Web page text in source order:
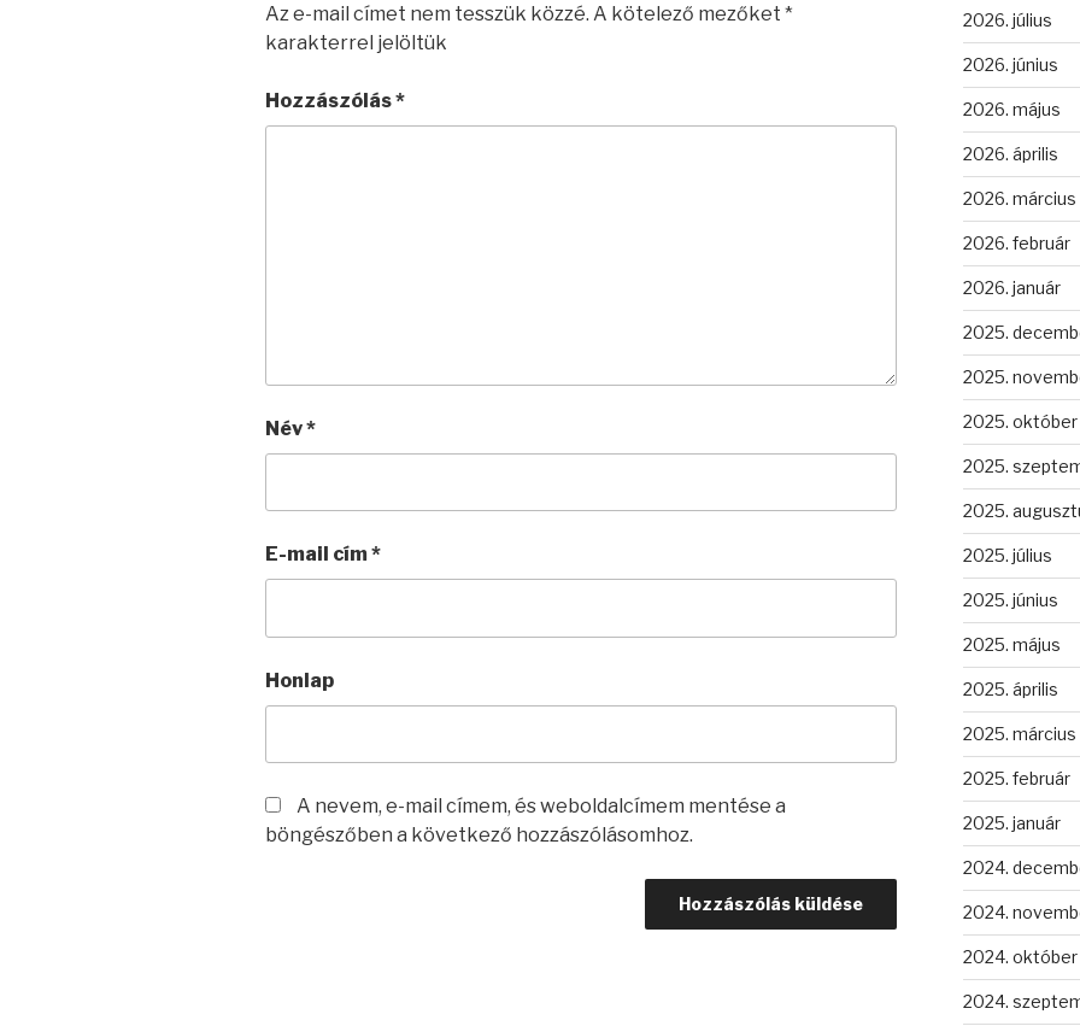
Az e-mail címet nem tesszük közzé. A kötelező mezőket *
karakterrel jelöltük
Hozzászólás*
Név*
E-mail cím*
Honlap
A nevem, e-mail címem, és weboldalcímem mentése a
böngészőben a következő hozzászólásomhoz.
2026. július
2026. június
2026. május
2026. április
2026. március
2026. február
2026. január
2025.
2025.
2025. október
2025.
2025.
2025. július
2025. június
2025. május
2025. április
2025. március
2025. február
2025. január
2024.
2024.
2024. október
2024.